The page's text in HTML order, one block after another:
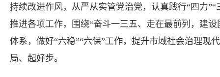
持续改进作风，从严从实管党治党，认真践行“四力
推进各项工作，围绕“奋斗一三五、走在最前列，建
体系，做好“六稳”“六保”工作，提升市域社会治理现
局、起好步。